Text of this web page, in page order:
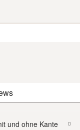
und ohne Kante